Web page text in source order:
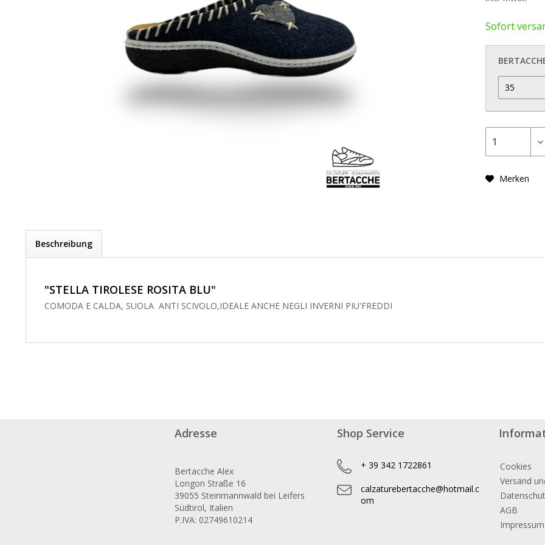
Sofort
Merken
Beschreibung
"STELLA TIROLESE ROSITA BLU"
COMODA E CALDA, SUOLA ANTI SCIVOLO,IDEALE ANCHE NEGLI INVERNI PIU'FREDDI
Adresse
Bertacche Alex
Longon Straße 16
39055 Steinmannwald bei Leifers
Südtirol, Italien
P.IVA: 02749610214
Shop Service
+ 39 342 1722861
calzaturebertacche@hotmail.c
om
Cookies
Versand
AGB
Impressum